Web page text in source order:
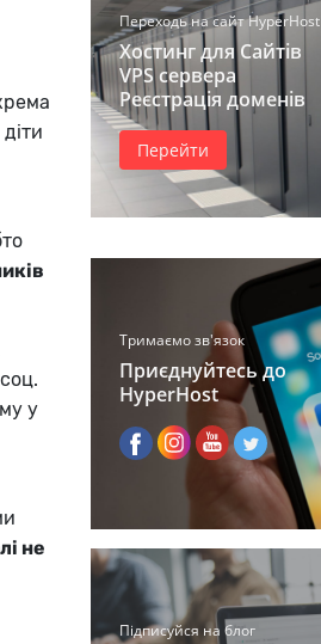
у
не
Переходь на сайт HyperHost
Хостинг для Сайтів
VPS сервера
Реєстрація доменів
Перейти
Тримаємо зв'язок
Приєднуйтесь до
HyperHost
Підписуйся на блог